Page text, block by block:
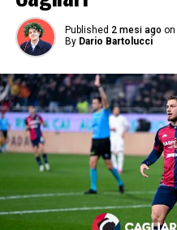
Published 2 mesi ago on
By Dario Bartolucci